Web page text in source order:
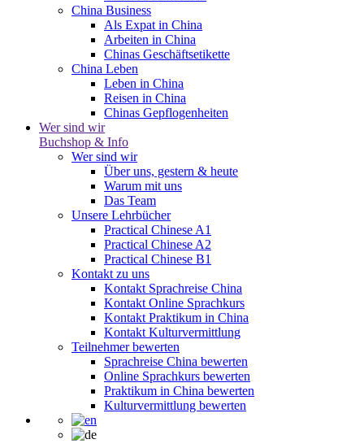
China Business
Als Expat in China
Arbeiten in China
Chinas Geschäftsetikette
China Leben
Leben in China
Reisen in China
Chinas Gepflogenheiten
Wer sind wir
Buchshop & Info
Wer sind wir
Über uns, gestern & heute
Warum mit uns
Das Team
Unsere Lehrbücher
Practical Chinese A1
Practical Chinese A2
Practical Chinese B1
Kontakt zu uns
Kontakt Sprachreise China
Kontakt Online Sprachkurs
Kontakt Praktikum in China
Kontakt Kulturvermittlung
Teilnehmer bewerten
Sprachreise China bewerten
Online Sprachkurs bewerten
Praktikum in China bewerten
Kulturvermittlung bewerten